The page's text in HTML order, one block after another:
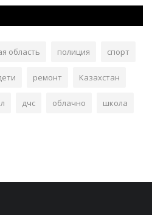
область полиция спорт
ремонт Казахстан
дчс облачно школа